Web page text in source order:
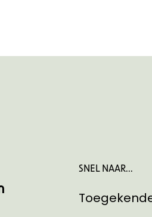
SNEL NAAR...